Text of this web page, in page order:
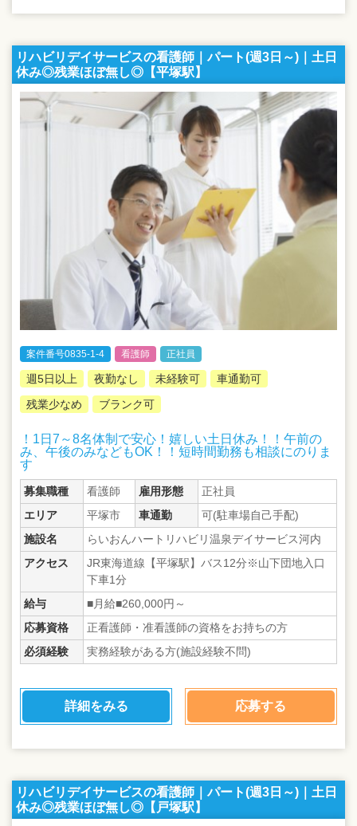
リハビリデイサービスの看護師｜パート(週3日～)｜土日
休み◎残業ほぼ無し◎【平塚駅】
案件番号0835-1-4 看護師 正社員
週5日以上 夜勤なし 未経験可
車通勤可
残業少なめ
ブランク可
！1日7～8名体制で安心！嬉しい土日休み！！午前の
み、午後のみなどもOK！！短時間勤務も相談にのりま
す
募集職種 看護師 雇用形態
正社員
エリア
平塚市 車通勤
可(駐車場自己手配)
施設名
らいおんハートリハビリ温泉デイサービス河内
アクセス
JR東海道線【平塚駅】バス12分※山下団地入口
下車1分
給与
■月給■260,000円～
応募資格
正看護師・准看護師の資格をお持ちの方
必須経験
実務経験がある方(施設経験不問)
詳細をみる 応募する
リハビリデイサービスの看護師｜パート(週3日～)｜土日
休み◎残業ほぼ無し◎【戸塚駅】